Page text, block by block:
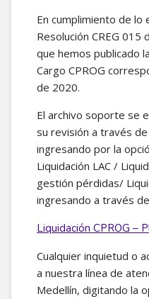
En cumplimiento de lo
Resolución CREG
que hemos publicado
Cargo CPROG
de 2020.
El archivo soporte se
su revisión a través
ingresando por la
Liquidación LAC /
gestión pérdidas/
ingresando a través
Liquidación CPROG –
Cualquier inquietud o
a nuestra línea de
Medellín, digitando la